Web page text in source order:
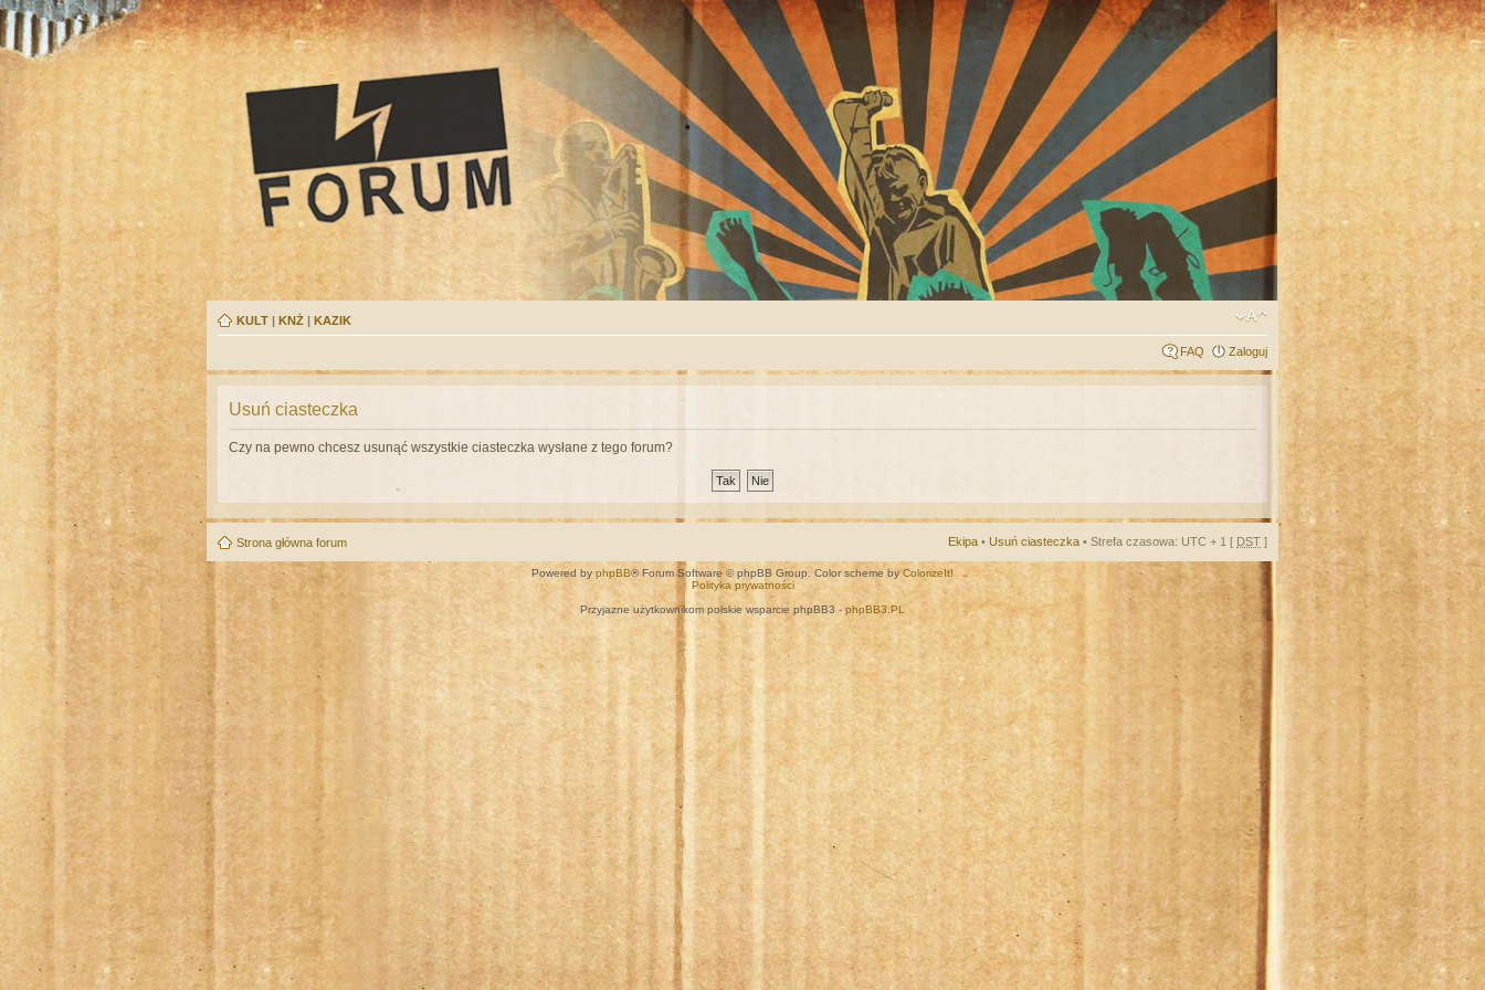
KULT | KNŻ | KAZIK
FAQ Zaloguj
Usuń ciasteczka
Czy na pewno chcesz usunąć wszystkie ciasteczka wysłane z tego forum?
Strona główna forum Ekipa • Usuń ciasteczka • Strefa czasowa: UTC + 1 [ DST ]
Powered by phpBB® Forum Software © phpBB Group. Color scheme byColorizeIt!
Polityka prywatności
Przyjazne użytkownikom polskie wsparcie phpBB3 -phpBB3.PL